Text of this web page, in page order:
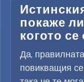
покаже
когото
Да,
повикващия